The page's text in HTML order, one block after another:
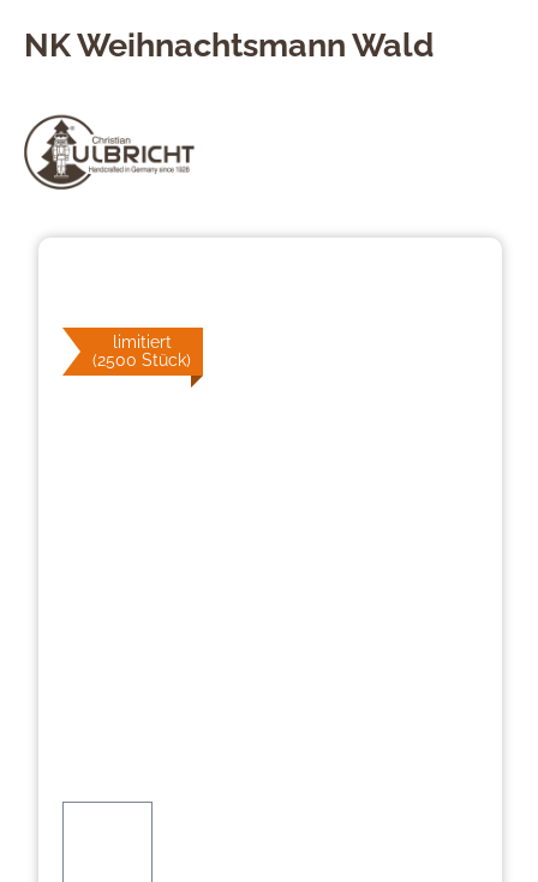
NK Weihnachtsmann Wald
limitiert
(2500 Stück)